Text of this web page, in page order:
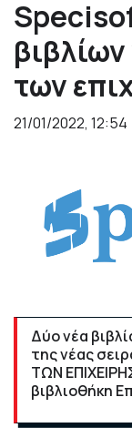
των
21/01/2022, 12:54
Δύο νέα
της νέας
ΤΩΝ
βιβλιοθήκη